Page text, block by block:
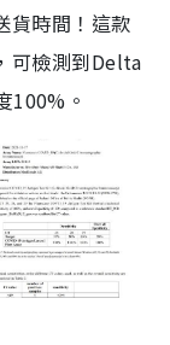
貨時間！這款
可檢測到Delta
100%。